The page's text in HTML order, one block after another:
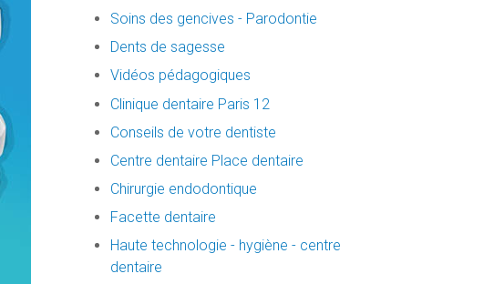
Soins des gencives - Parodontie
Dents de sagesse
Vidéos pédagogiques
Clinique dentaire Paris 12
Conseils de votre dentiste
Centre dentaire Place dentaire
Chirurgie endodontique
Facette dentaire
Haute technologie - hygiène - centre
dentaire